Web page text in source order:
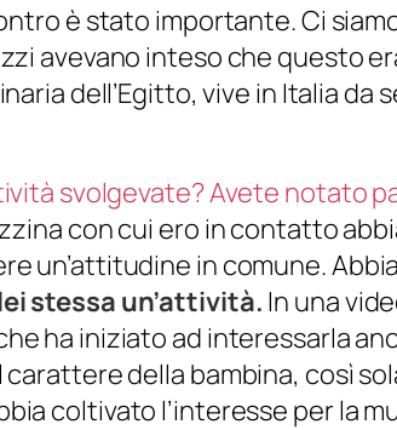
è stato importante. Ci
avevano inteso che questo
dell’Egitto, vive in Italia da
svolgevate? Avete notato
con cui ero in contatto
un’attitudine in comune.
stessa un’attività. In una
ha iniziato ad interessarla
della bambina, così
coltivato l’interesse per la